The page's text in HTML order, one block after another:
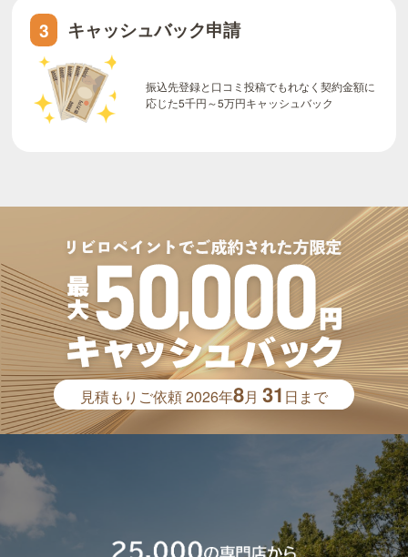
3 キャッシュバック申請
振込先登録と口コミ投稿でもれなく契約金額に
応じた5千円～5万円キャッシュバック
見積もりご依頼2026年8月31 日まで